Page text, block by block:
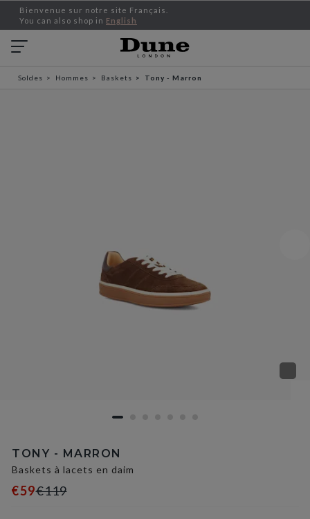
Bienvenue sur notre site Français.
You can also shop in English
Soldes Hommes Baskets Tony - Marron
TONY - MARRON
Baskets à lacets en daim
€59€119